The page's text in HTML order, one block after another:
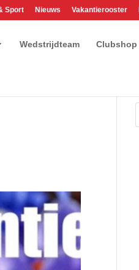
Sport Nieuws Vakantierooster
Wedstrijdteam Clubshop